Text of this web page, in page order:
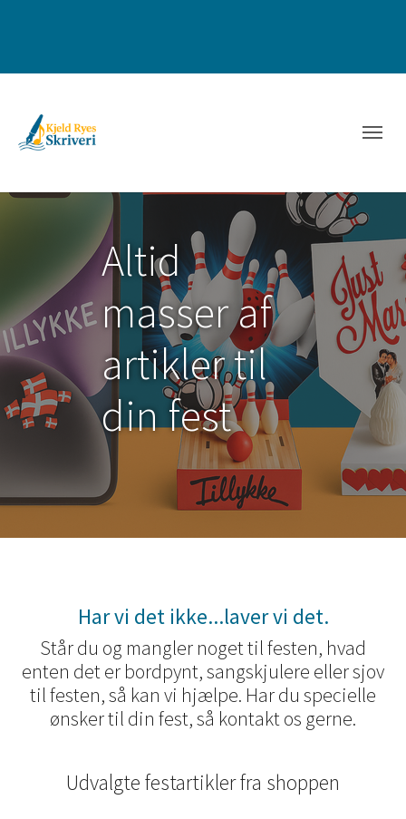
Altid
masser af
artikler til
din fest
Har vi det ikke...laver vi det.
Står du og mangler noget til festen, hvad
enten det er bordpynt, sangskjulere eller sjov
til festen, så kan vi hjælpe. Har du specielle
ønsker til din fest, så kontakt os gerne.
Udvalgte festartikler fra shoppen